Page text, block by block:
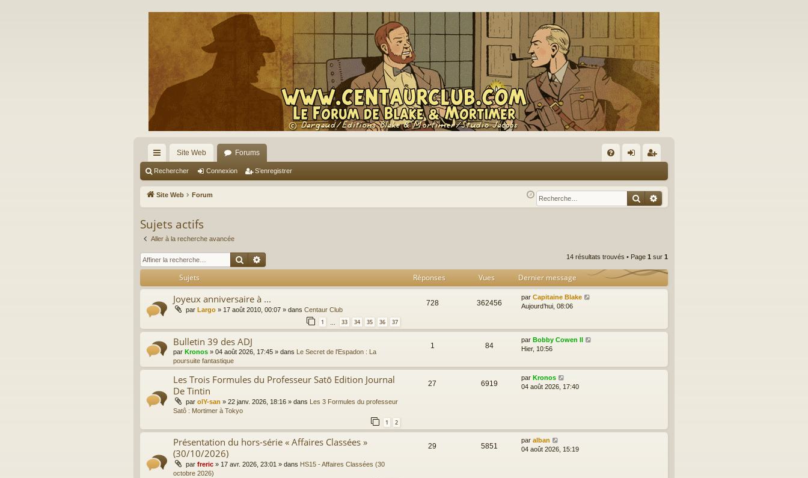
cc
ès
ra
pi
de
Site Web Forums
Q ne
xi
nr
eg
r
Rechercher Connexion S’enregistrer
Site Web Forum Rechercher
Recherche avancée
Sujets actifs
Aller à la recherche avancée
Rechercher 14 résultats trouvés • Page 1 sur 1
Sujets Réponses Vues Dernier message
Joyeux anniversaire à ...
par Largo » 17 août 2010, 00:07 » dans Centaur Club
1 33 34 35 36 37
728 362456
par Capitaine Blake
Aujourd’hui, 08:06
Bulletin 39 des ADJ
par Kronos » 04 août 2026, 17:45 » dans Le Secret de l'Espadon : La
poursuite fantastique
1 84
par Bobby Cowen II
Hier, 10:56
Les Trois Formules du Professeur Satō Edition Journal
De Tintin
par olY-san » 22 janv. 2026, 18:16 » dans Les 3 Formules du professeur
Satô : Mortimer à Tokyo
1 2
27 6919
par Kronos
04 août 2026, 17:40
Présentation du hors-série « Affaires Classées »
(30/10/2026)
par freric » 17 avr. 2026, 23:01 » dans HS15 - Affaires Classées (30
octobre 2026)
29 5851
par alban
04 août 2026, 15:19